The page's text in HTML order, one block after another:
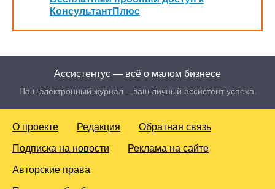
КонсультантПлюс
Ассистентус — всё о малом бизнесе
Наш электронный журнал – ваш личный ассистент успеха.
О проекте Редакция Обратная связь
Подписка на новости Реклама на сайте
Авторские права